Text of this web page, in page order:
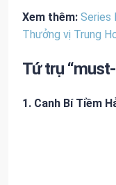
Xem thêm: Series
Thưởng vị Trung
Tứ trụ
1. Canh Bí Tiềm